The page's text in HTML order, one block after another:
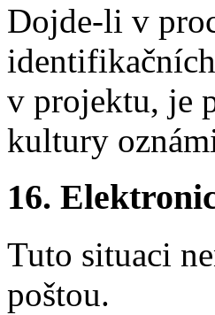
Dojde-li v
v projektu, je
kultury
16.
Tuto situaci
poštou.